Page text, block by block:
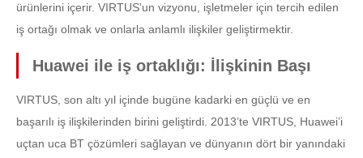
ürünlerini içerir. VIRTUS'un vizyonu, işletmeler için tercih edilen
iş ortağı olmak ve onlarla anlamlı ilişkiler geliştirmektir.
Huawei ile iş ortaklığı: İlişkinin Başı
VIRTUS, son altı yıl içinde bugüne kadarki en güçlü ve en
başarılı iş ilişkilerinden birini geliştirdi. 2013’te VIRTUS, Huawei’i
uçtan uca BT çözümleri sağlayan ve dünyanın dört bir yanındaki